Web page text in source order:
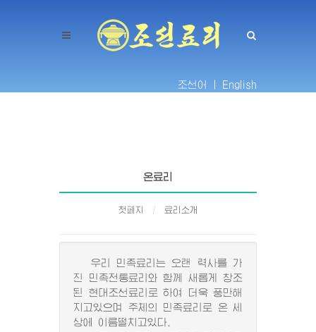
조선어 | English
온료리
첫페지 료리소개
우리 민족료리는 오랜 력사를 가
진 민족전통료리와 함께 새롭게 창조
된 현대조선료리로 하여 더욱 풍만해
지고있으며 주체의 민족료리로 온 세
상에 이름떨치고있다.